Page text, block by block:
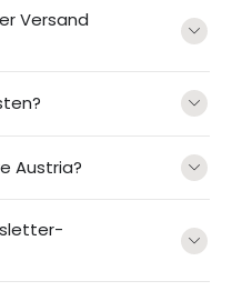
Versand
Austria?